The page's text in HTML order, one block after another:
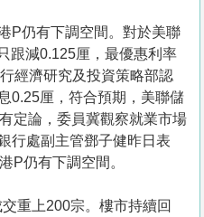
P仍有下調空間。對於美聯
跟減0.125厘，最優惠利率
經濟研究及投資策略部認
0.25厘，符合預期，美聯儲
定論，委員冀觀察就業市場
行處副主管鄧子健昨日表
P仍有下調空間。
重上200宗。樓市持續回